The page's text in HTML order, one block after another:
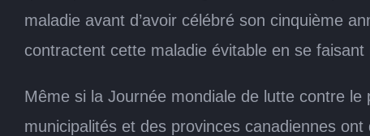
maladie avant d’avoir célébré son cinquième
contractent cette maladie évitable en se
Même si la Journée mondiale de lutte contre
municipalités et des provinces canadiennes